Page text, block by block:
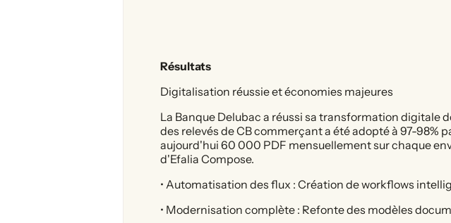
Résultats
Digitalisation réussie et économies majeures
La Banque Delubac a réussi sa transformation
des relevés de CB commerçant a été adopté à 97-
aujourd'hui 60 000 PDF mensuellement sur chaque
d'Efalia Compose.
• Automatisation des flux : Création de workflows
• Modernisation complète : Refonte des modèles